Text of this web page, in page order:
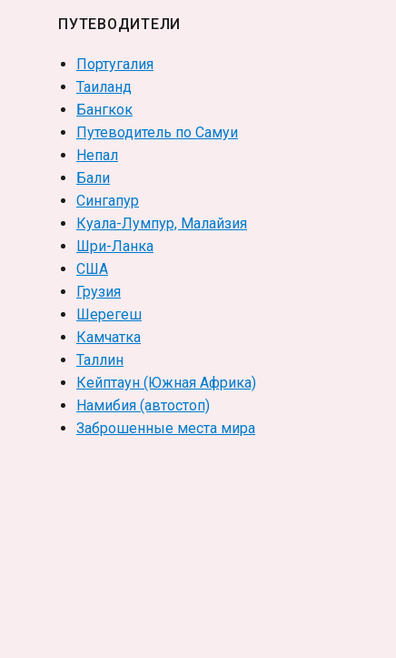
ПУТЕВОДИТЕЛИ
Португалия
Таиланд
Бангкок
Путеводитель по Самуи
Непал
Бали
Сингапур
Куала-Лумпур, Малайзия
Шри-Ланка
США
Грузия
Шерегеш
Камчатка
Таллин
Кейптаун (Южная Африка)
Намибия (автостоп)
Заброшенные места мира